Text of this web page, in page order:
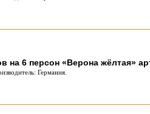
на 6 персон «Верона жёлтая»
Германия.